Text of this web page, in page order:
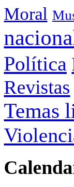
Moral
Política
Revistas
Temas